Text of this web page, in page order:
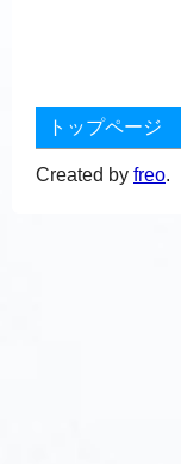
トップページ
Created by freo.